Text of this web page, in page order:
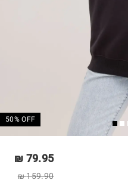
50% OFF
79.95 ₪
159.90 ₪